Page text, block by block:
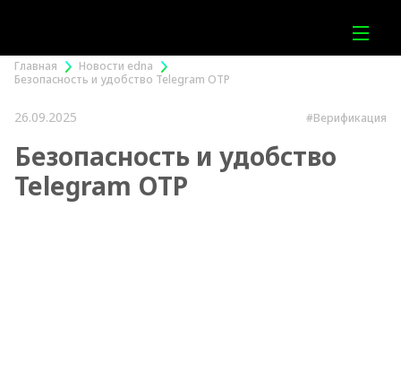
Главная
Новости edna
Безопасность и удобство Telegram OTP
26.09.2025 #Верификация
Безопасность и удобство
Telegram OTP